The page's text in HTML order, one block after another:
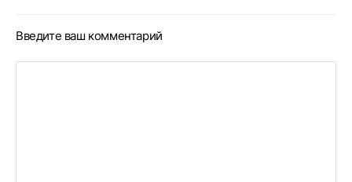
Введите ваш комментарий